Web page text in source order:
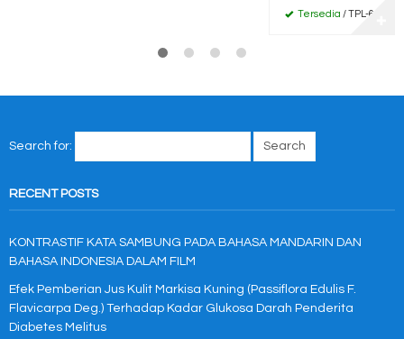
Tersedia / TPL-65
Search for:
RECENT POSTS
KONTRASTIF KATA SAMBUNG PADA BAHASA MANDARIN DAN
BAHASA INDONESIA DALAM FILM
Efek Pemberian Jus Kulit Markisa Kuning (Passiflora Edulis F.
Flavicarpa Deg.) Terhadap Kadar Glukosa Darah Penderita
Diabetes Melitus